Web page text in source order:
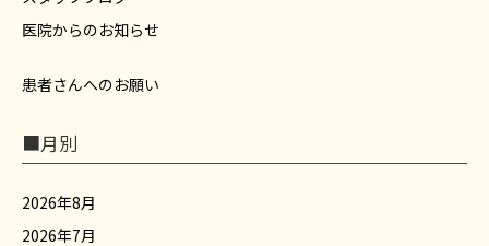
医院からのお知らせ
患者さんへのお願い
■月別
2026年8月
2026年7月